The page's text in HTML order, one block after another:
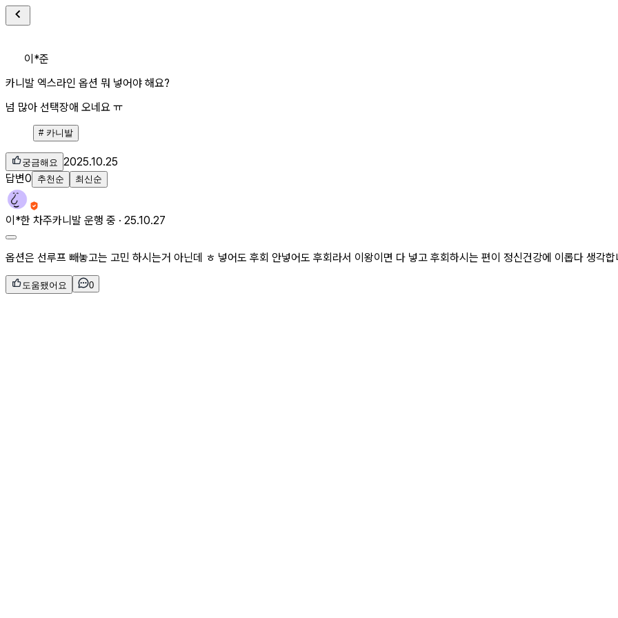
이*준
카니발 엑스라인 옵션 뭐 넣어야 해요?
넘 많아 선택장애 오네요 ㅠ
# 카니발
궁금해요 2025.10.25
답변0 추천순 최신순
이*한 차주카니발 운행 중 · 25.10.27
옵션은 선루프 빼놓고는 고민 하시는거 아닌데 ㅎ 넣어도 후회 안넣어도 후회라서 이왕이면 다 넣고 후회하시는 편이 정신건강에 이롭다 생각합
도움됐어요 0